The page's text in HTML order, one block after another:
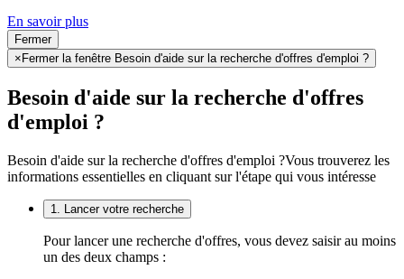
En savoir plus
Fermer
× Fermer la fenêtre Besoin d'aide sur la recherche d'offres d'emploi ?
Besoin d'aide sur la recherche d'offres
d'emploi ?
Besoin d'aide sur la recherche d'offres d'emploi ?Vous trouverez les
informations essentielles en cliquant sur l'étape qui vous intéresse
1. Lancer votre recherche
Pour lancer une recherche d'offres, vous devez saisir au moins
un des deux champs :